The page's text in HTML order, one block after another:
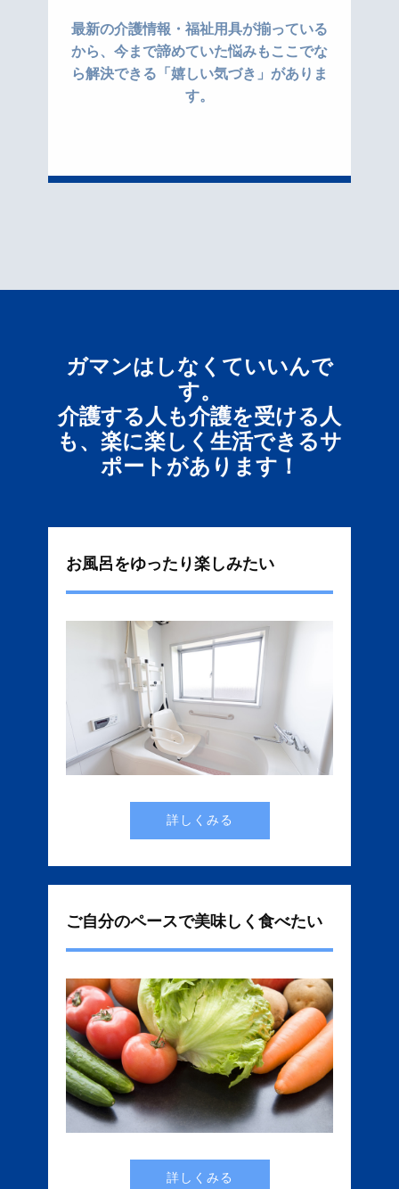
最新の介護情報・福祉用具が揃っている
から、今まで諦めていた悩みもここでな
ら解決できる「嬉しい気づき」がありま
す。
ガマンはしなくていいんで
す。
介護する人も介護を受ける人
も、楽に楽しく生活できるサ
ポートがあります！
お風呂をゆったり楽しみたい
詳しくみる
ご自分のペースで美味しく食べたい
詳しくみる